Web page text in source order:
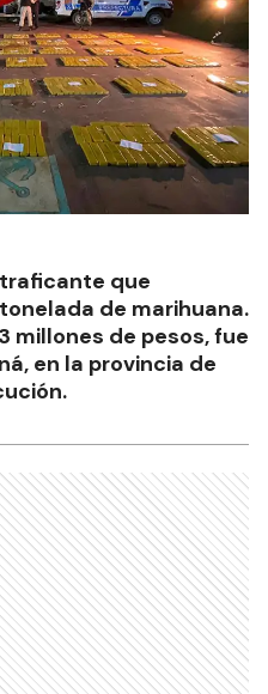
que
de marihuana.
millones de pesos, fue
en la provincia de